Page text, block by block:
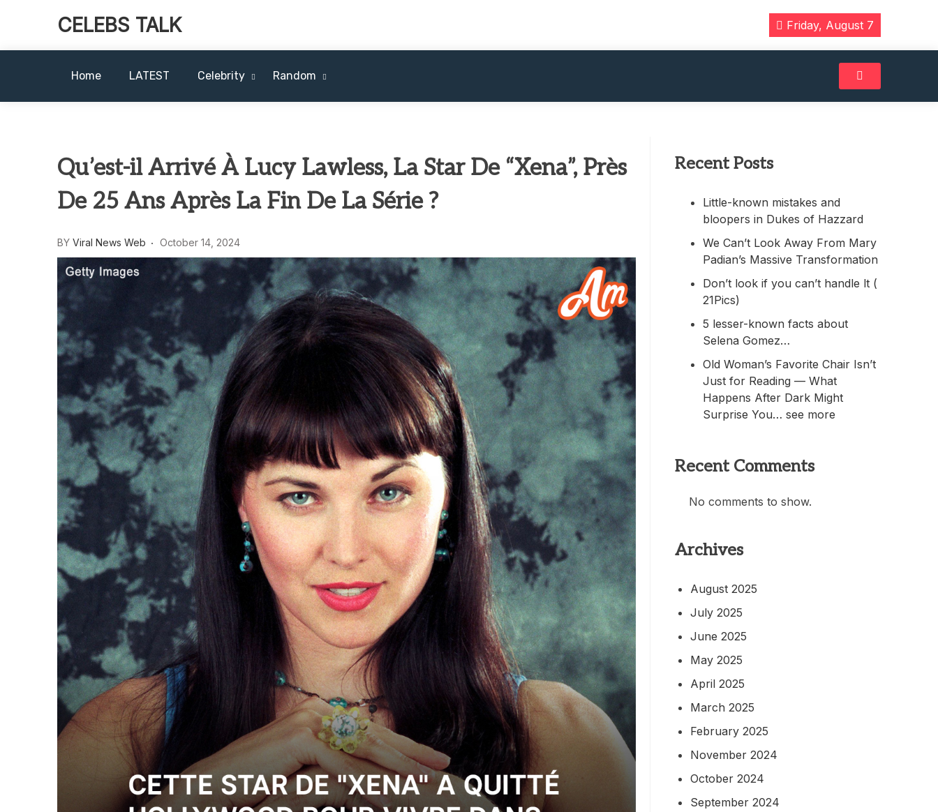
CELEBS TALK Friday, August 7
Home LATEST Celebrity Random
Qu’est-il Arrivé À Lucy Lawless, La Star De “Xena”, Près
De 25 Ans Après La Fin De La Série ?
BY Viral News Web October 14, 2024
Recent Posts
Little-known mistakes and
bloopers in Dukes of Hazzard
We Can’t Look Away From Mary
Padian’s Massive Transformation
Don’t look if you can’t handle lt (
21Pics)
5 lesser-known facts about
Selena Gomez…
Old Woman’s Favorite Chair Isn’t
Just for Reading — What
Happens After Dark Might
Surprise You… see more
Recent Comments
No comments to show.
Archives
August 2025
July 2025
June 2025
May 2025
April 2025
March 2025
February 2025
November 2024
October 2024
September 2024